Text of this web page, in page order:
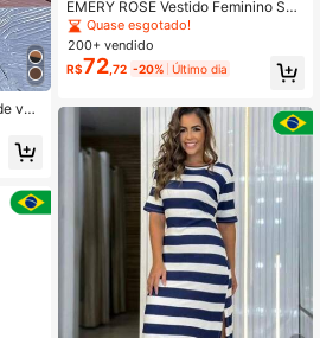
ver
de
EMERY ROSE Vestido Feminino Se
m Mangas com Estampa Geométric
a
Quase esgotado!
200+ vendido
R$72 ,72 -20% Último dia